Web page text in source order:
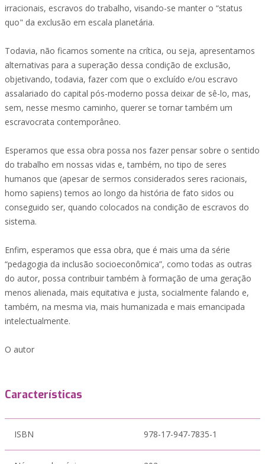
irracionais, escravos do trabalho, visando-se manter o “status
quo" da exclusão em escala planetária.
Todavia, não ficamos somente na crítica, ou seja, apresentamos
alternativas para a superação dessa condição de exclusão,
objetivando, todavia, fazer com que o excluído e/ou escravo
assalariado do capital pós-moderno possa deixar de sê-lo, mas,
sem, nesse mesmo caminho, querer se tornar também um
escravocrata contemporâneo.
Esperamos que essa obra possa nos fazer pensar sobre o sentido
do trabalho em nossas vidas e, também, no tipo de seres
humanos que (apesar de sermos considerados seres racionais,
homo sapiens) temos ao longo da história de fato sidos ou
conseguido ser, quando colocados na condição de escravos do
sistema.
Enfim, esperamos que essa obra, que é mais uma da série
“pedagogia da inclusão socioeconômica”, como todas as outras
do autor, possa contribuir também à formação de uma geração
menos alienada, mais equitativa e justa, socialmente falando e,
também, na mesma via, mais humanizada e mais emancipada
intelectualmente.
O autor
Características
ISBN 978-17-947-7835-1